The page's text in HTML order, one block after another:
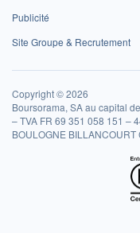
Publicité
Site Groupe & Recrutement
Copyright © 2026
Boursorama, SA au capital
– TVA FR 69 351 058 151 –
BOULOGNE BILLANCOURT